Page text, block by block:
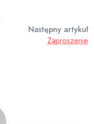
Następny artykuł
Zaproszenie